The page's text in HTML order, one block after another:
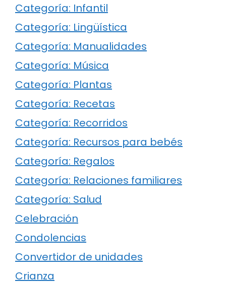
Categoría: Infantil
Categoría: Lingüística
Categoría: Manualidades
Categoría: Música
Categoría: Plantas
Categoría: Recetas
Categoría: Recorridos
Categoría: Recursos para bebés
Categoría: Regalos
Categoría: Relaciones familiares
Categoría: Salud
Celebración
Condolencias
Convertidor de unidades
Crianza